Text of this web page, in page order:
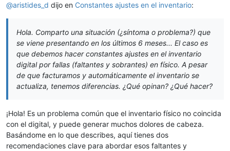
@aristides_d dijo en Constantes ajustes en el inventario:
Hola. Comparto una situación (¿síntoma o problema?) que
se viene presentando en los últimos 6 meses... El caso es
que debemos hacer constantes ajustes en el inventario
digital por fallas (faltantes y sobrantes) en físico. A pesar
de que facturamos y automáticamente el inventario se
actualiza, tenemos diferencias. ¿Qué opinan? ¿Qué hacer?
¡Hola! Es un problema común que el inventario físico no coincida
con el digital, y puede generar muchos dolores de cabeza.
Basándome en lo que describes, aquí tienes dos
recomendaciones clave para abordar esos faltantes y